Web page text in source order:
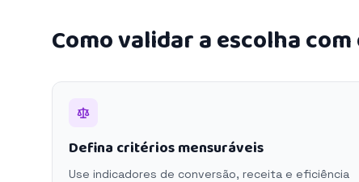
Como validar a escolha
Defina critérios mensuráveis
Use indicadores de conversão, receita e eficiência